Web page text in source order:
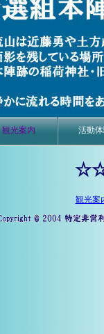
観光案内 活動
☆☆
観光案